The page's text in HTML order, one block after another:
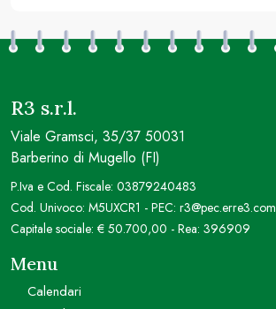
R3 s.r.l.
Viale Gramsci, 35/37 50031
Barberino di Mugello (FI)
P.Iva e Cod. Fiscale: 03879240483
Cod. Univoco: M5UXCR1 - PEC: r3@pec.erre3.com
Capitale sociale: € 50.700,00 - Rea: 396909
Menu
Calendari